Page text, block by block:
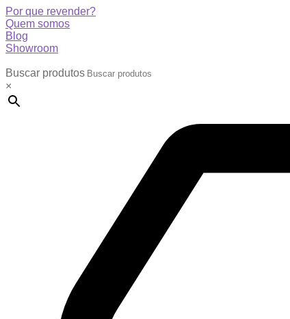
Por que revender?
Quem somos
Blog
Showroom
Buscar produtos
×